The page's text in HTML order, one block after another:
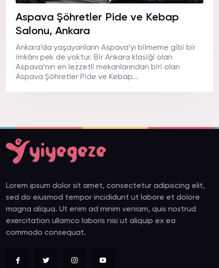
Aspava Şöhretler Pide ve Kebap
Salonu, Ankara
Ankara’da yaşayanların Aspava’yı bilmeme gibi bir
imkânı pek de yoktur. Bir Ankara klasiği olan
Aspava’nın en lezzetli mekanlarından biri olan
Aspava Şöhretler Pide ve Kebap...
Lorem ipsum dolor sit amet, consectetur adipiscing elit,
sed do eiusmod tempor incididunt ut labore et dolore
magna aliqua. Ut enim ad minim veniam, quis nostrud
exercitation ullamco laboris nisi ut aliquip ex ea
commodo consequat.